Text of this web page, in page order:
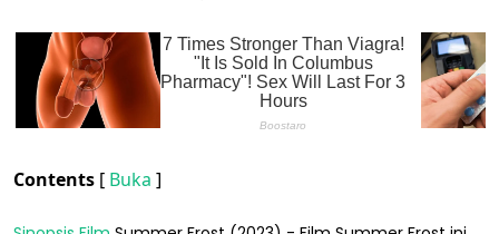
Contents [ Buka ]